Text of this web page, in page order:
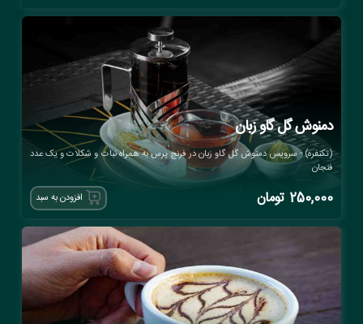
دمنوش گل گاو زبان
(تکنفره) - سرویس دمنوش گل گاو زبان در فرنچ پرس به همراه نبات و شکلات و یک عدد
فنجان
250,000 تومان افزودن به سبد